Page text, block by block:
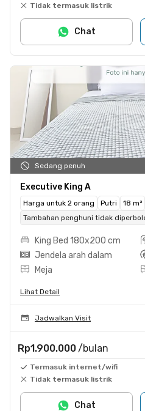
Tidak termasuk listrik
Chat
Sedang penuh
Executive King A
Harga untuk 2 orang Putri
18 m²
Tambahan penghuni tidak
King Bed 180x200 cm
Jendela arah dalam
Meja
Lihat Detail
Jadwalkan Visit
Rp1.900.000 /bulan
Termasuk internet/wifi
Tidak termasuk listrik
Chat